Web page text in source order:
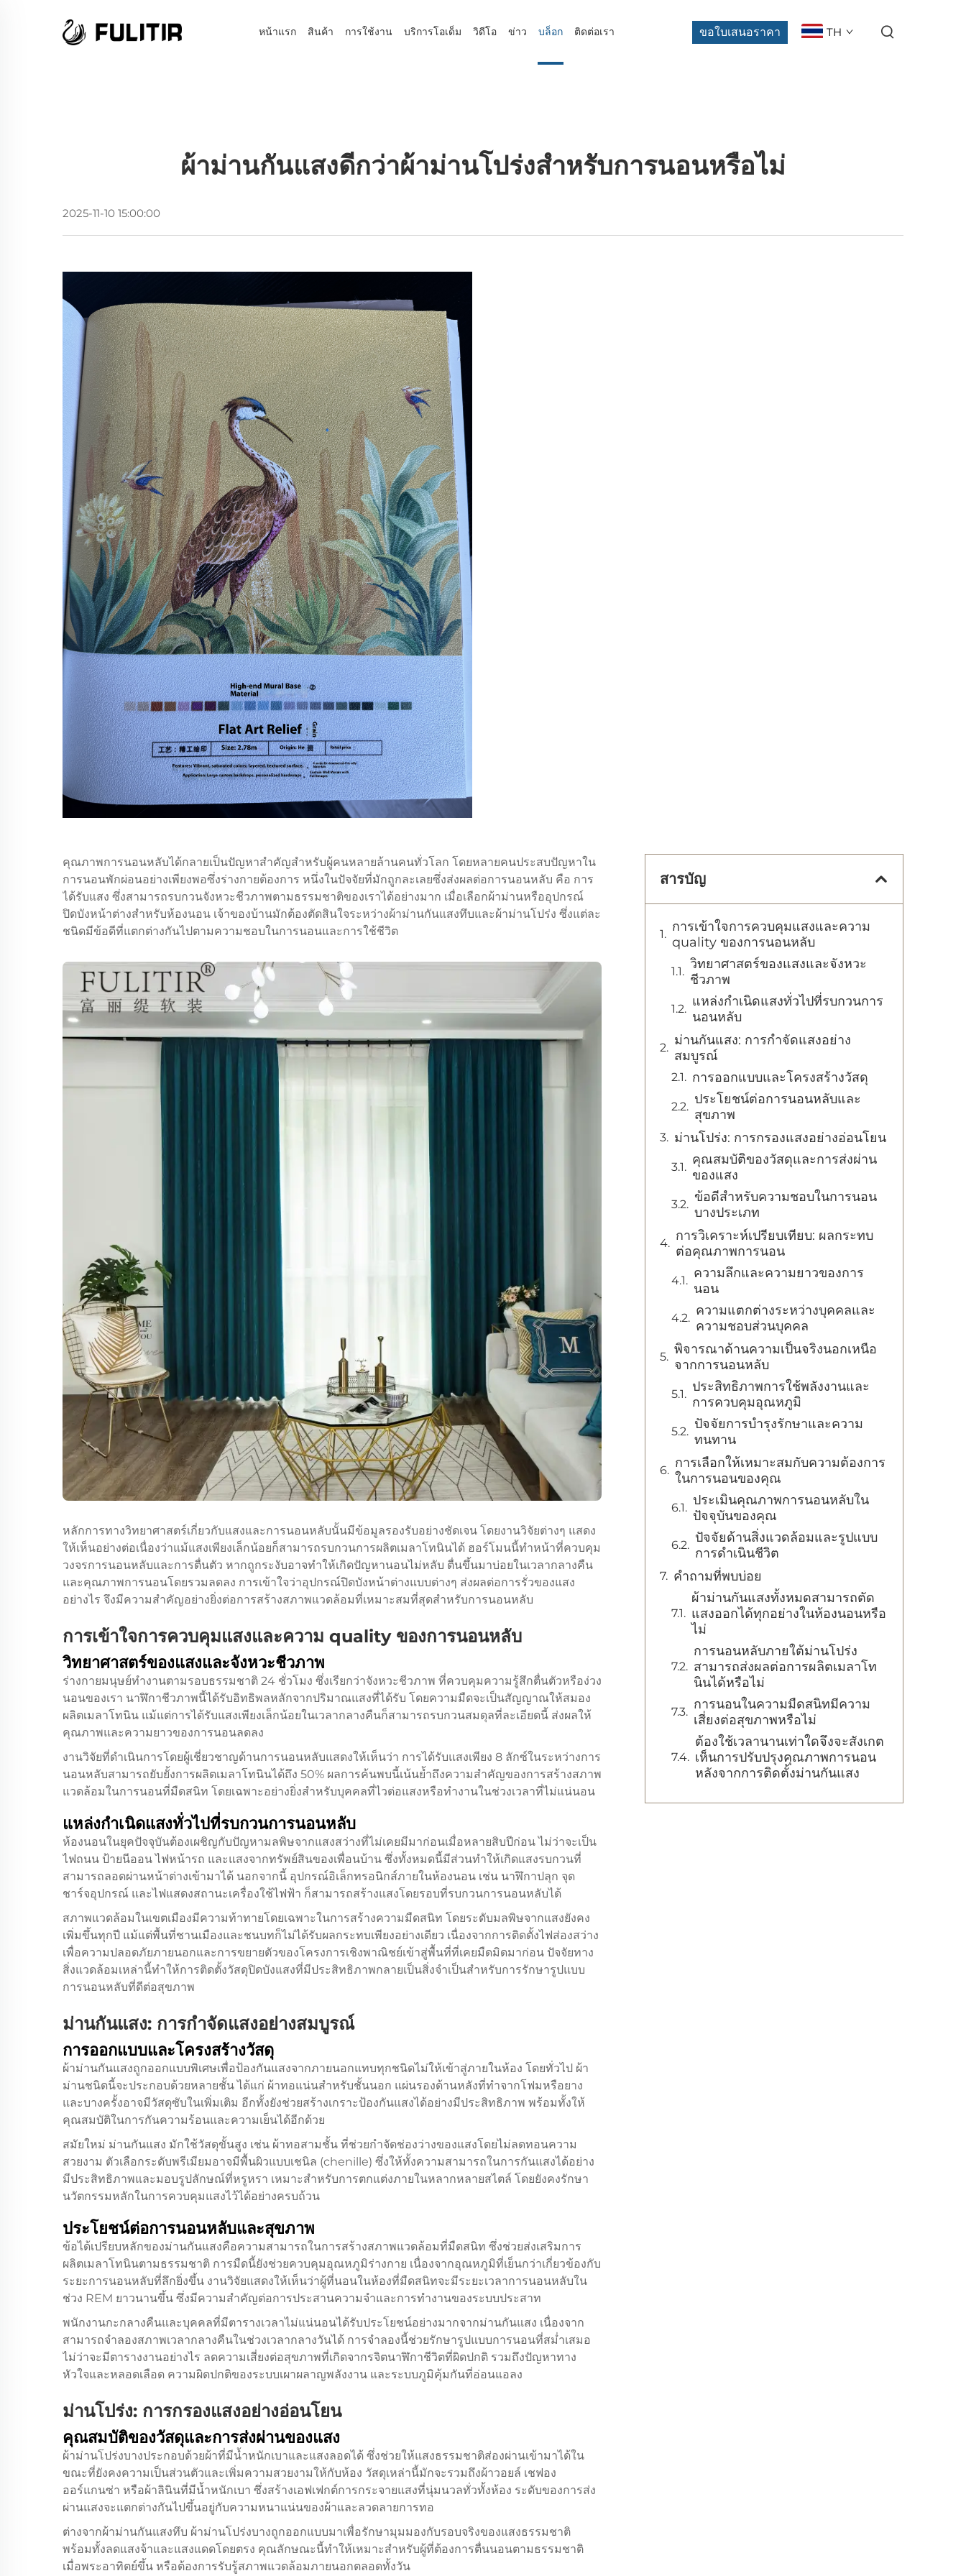
หน้าแรก สินค้า การใช้งาน บริการโอเด็ม วิดีโอ ข่าว บล็อก ติดต่อเรา ขอใบเสนอราคา TH
ผ้าม่านกันแสงดีกว่าผ้าม่านโปร่งสำหรับการนอนหรือไม่
2025-11-10 15:00:00
คุณภาพการนอนหลับได้กลายเป็นปัญหาสำคัญสำหรับผู้คนหลายล้านคนทั่วโลก โดยหลายคนประสบปัญหาใน
การนอนพักผ่อนอย่างเพียงพอซึ่งร่างกายต้องการ หนึ่งในปัจจัยที่มักถูกละเลยซึ่งส่งผลต่อการนอนหลับ คือ การ
ได้รับแสง ซึ่งสามารถรบกวนจังหวะชีวภาพตามธรรมชาติของเราได้อย่างมาก เมื่อเลือกผ้าม่านหรืออุปกรณ์
ปิดบังหน้าต่างสำหรับห้องนอน เจ้าของบ้านมักต้องตัดสินใจระหว่างผ้าม่านกันแสงทึบและผ้าม่านโปร่ง ซึ่งแต่ละ
ชนิดมีข้อดีที่แตกต่างกันไปตามความชอบในการนอนและการใช้ชีวิต
หลักการทางวิทยาศาสตร์เกี่ยวกับแสงและการนอนหลับนั้นมีข้อมูลรองรับอย่างชัดเจน โดยงานวิจัยต่างๆ แสดง
ให้เห็นอย่างต่อเนื่องว่าแม้แสงเพียงเล็กน้อยก็สามารถรบกวนการผลิตเมลาโทนินได้ ฮอร์โมนนี้ทำหน้าที่ควบคุม
วงจรการนอนหลับและการตื่นตัว หากถูกระงับอาจทำให้เกิดปัญหานอนไม่หลับ ตื่นขึ้นมาบ่อยในเวลากลางคืน
และคุณภาพการนอนโดยรวมลดลง การเข้าใจว่าอุปกรณ์ปิดบังหน้าต่างแบบต่างๆ ส่งผลต่อการรั่วของแสง
อย่างไร จึงมีความสำคัญอย่างยิ่งต่อการสร้างสภาพแวดล้อมที่เหมาะสมที่สุดสำหรับการนอนหลับ
การเข้าใจการควบคุมแสงและความ quality ของการนอนหลับ
วิทยาศาสตร์ของแสงและจังหวะชีวภาพ
ร่างกายมนุษย์ทำงานตามรอบธรรมชาติ 24 ชั่วโมง ซึ่งเรียกว่าจังหวะชีวภาพ ที่ควบคุมความรู้สึกตื่นตัวหรือง่วง
นอนของเรา นาฬิกาชีวภาพนี้ได้รับอิทธิพลหลักจากปริมาณแสงที่ได้รับ โดยความมืดจะเป็นสัญญาณให้สมอง
ผลิตเมลาโทนิน แม้แต่การได้รับแสงเพียงเล็กน้อยในเวลากลางคืนก็สามารถรบกวนสมดุลที่ละเอียดนี้ ส่งผลให้
คุณภาพและความยาวของการนอนลดลง
งานวิจัยที่ดำเนินการโดยผู้เชี่ยวชาญด้านการนอนหลับแสดงให้เห็นว่า การได้รับแสงเพียง 8 ลักซ์ในระหว่างการ
นอนหลับสามารถยับยั้งการผลิตเมลาโทนินได้ถึง 50% ผลการค้นพบนี้เน้นย้ำถึงความสำคัญของการสร้างสภาพ
แวดล้อมในการนอนที่มืดสนิท โดยเฉพาะอย่างยิ่งสำหรับบุคคลที่ไวต่อแสงหรือทำงานในช่วงเวลาที่ไม่แน่นอน
แหล่งกำเนิดแสงทั่วไปที่รบกวนการนอนหลับ
ห้องนอนในยุคปัจจุบันต้องเผชิญกับปัญหามลพิษจากแสงสว่างที่ไม่เคยมีมาก่อนเมื่อหลายสิบปีก่อน ไม่ว่าจะเป็น
ไฟถนน ป้ายนีออน ไฟหน้ารถ และแสงจากทรัพย์สินของเพื่อนบ้าน ซึ่งทั้งหมดนี้มีส่วนทำให้เกิดแสงรบกวนที่
สามารถลอดผ่านหน้าต่างเข้ามาได้ นอกจากนี้ อุปกรณ์อิเล็กทรอนิกส์ภายในห้องนอน เช่น นาฬิกาปลุก จุด
ชาร์จอุปกรณ์ และไฟแสดงสถานะเครื่องใช้ไฟฟ้า ก็สามารถสร้างแสงโดยรอบที่รบกวนการนอนหลับได้
สภาพแวดล้อมในเขตเมืองมีความท้าทายโดยเฉพาะในการสร้างความมืดสนิท โดยระดับมลพิษจากแสงยังคง
เพิ่มขึ้นทุกปี แม้แต่พื้นที่ชานเมืองและชนบทก็ไม่ได้รับผลกระทบเพียงอย่างเดียว เนื่องจากการติดตั้งไฟส่องสว่าง
เพื่อความปลอดภัยภายนอกและการขยายตัวของโครงการเชิงพาณิชย์เข้าสู่พื้นที่ที่เคยมืดมิดมาก่อน ปัจจัยทาง
สิ่งแวดล้อมเหล่านี้ทำให้การติดตั้งวัสดุปิดบังแสงที่มีประสิทธิภาพกลายเป็นสิ่งจำเป็นสำหรับการรักษารูปแบบ
การนอนหลับที่ดีต่อสุขภาพ
ม่านกันแสง: การกำจัดแสงอย่างสมบูรณ์
การออกแบบและโครงสร้างวัสดุ
ผ้าม่านกันแสงถูกออกแบบพิเศษเพื่อป้องกันแสงจากภายนอกแทบทุกชนิดไม่ให้เข้าสู่ภายในห้อง โดยทั่วไป ผ้า
ม่านชนิดนี้จะประกอบด้วยหลายชั้น ได้แก่ ผ้าทอแน่นสำหรับชั้นนอก แผ่นรองด้านหลังที่ทำจากโฟมหรือยาง
และบางครั้งอาจมีวัสดุซับในเพิ่มเติม อีกทั้งยังช่วยสร้างเกราะป้องกันแสงได้อย่างมีประสิทธิภาพ พร้อมทั้งให้
คุณสมบัติในการกันความร้อนและความเย็นได้อีกด้วย
สมัยใหม่ ม่านกันแสง มักใช้วัสดุขั้นสูง เช่น ผ้าทอสามชั้น ที่ช่วยกำจัดช่องว่างของแสงโดยไม่ลดทอนความ
สวยงาม ตัวเลือกระดับพรีเมียมอาจมีพื้นผิวแบบเชนิล (chenille) ซึ่งให้ทั้งความสามารถในการกันแสงได้อย่าง
มีประสิทธิภาพและมอบรูปลักษณ์ที่หรูหรา เหมาะสำหรับการตกแต่งภายในหลากหลายสไตล์ โดยยังคงรักษา
นวัตกรรมหลักในการควบคุมแสงไว้ได้อย่างครบถ้วน
ประโยชน์ต่อการนอนหลับและสุขภาพ
ข้อได้เปรียบหลักของม่านกันแสงคือความสามารถในการสร้างสภาพแวดล้อมที่มืดสนิท ซึ่งช่วยส่งเสริมการ
ผลิตเมลาโทนินตามธรรมชาติ การมืดนี้ยังช่วยควบคุมอุณหภูมิร่างกาย เนื่องจากอุณหภูมิที่เย็นกว่าเกี่ยวข้องกับ
ระยะการนอนหลับที่ลึกยิ่งขึ้น งานวิจัยแสดงให้เห็นว่าผู้ที่นอนในห้องที่มืดสนิทจะมีระยะเวลาการนอนหลับใน
ช่วง REM ยาวนานขึ้น ซึ่งมีความสำคัญต่อการประสานความจำและการทำงานของระบบประสาท
พนักงานกะกลางคืนและบุคคลที่มีตารางเวลาไม่แน่นอนได้รับประโยชน์อย่างมากจากม่านกันแสง เนื่องจาก
สามารถจำลองสภาพเวลากลางคืนในช่วงเวลากลางวันได้ การจำลองนี้ช่วยรักษารูปแบบการนอนที่สม่ำเสมอ
ไม่ว่าจะมีตารางงานอย่างไร ลดความเสี่ยงต่อสุขภาพที่เกิดจากรจิตนาฬิกาชีวิตที่ผิดปกติ รวมถึงปัญหาทาง
หัวใจและหลอดเลือด ความผิดปกติของระบบเผาผลาญพลังงาน และระบบภูมิคุ้มกันที่อ่อนแอลง
ม่านโปร่ง: การกรองแสงอย่างอ่อนโยน
คุณสมบัติของวัสดุและการส่งผ่านของแสง
ผ้าม่านโปร่งบางประกอบด้วยผ้าที่มีน้ำหนักเบาและแสงลอดได้ ซึ่งช่วยให้แสงธรรมชาติส่องผ่านเข้ามาได้ใน
ขณะที่ยังคงความเป็นส่วนตัวและเพิ่มความสวยงามให้กับห้อง วัสดุเหล่านี้มักจะรวมถึงผ้าวอยล์ เชฟอง
ออร์แกนซ่า หรือผ้าลินินที่มีน้ำหนักเบา ซึ่งสร้างเอฟเฟกต์การกระจายแสงที่นุ่มนวลทั่วทั้งห้อง ระดับของการส่ง
ผ่านแสงจะแตกต่างกันไปขึ้นอยู่กับความหนาแน่นของผ้าและลวดลายการทอ
ต่างจากผ้าม่านกันแสงทึบ ผ้าม่านโปร่งบางถูกออกแบบมาเพื่อรักษามุมมองกับรอบจริงของแสงธรรมชาติ
พร้อมทั้งลดแสงจ้าและแสงแดดโดยตรง คุณลักษณะนี้ทำให้เหมาะสำหรับผู้ที่ต้องการตื่นนอนตามธรรมชาติ
เมื่อพระอาทิตย์ขึ้น หรือต้องการรับรู้สภาพแวดล้อมภายนอกตลอดทั้งวัน
สารบัญ
การเข้าใจการควบคุมแสงและความ
quality ของการนอนหลับ
วิทยาศาสตร์ของแสงและจังหวะ
ชีวภาพ
แหล่งกำเนิดแสงทั่วไปที่รบกวนการ
นอนหลับ
ม่านกันแสง: การกำจัดแสงอย่าง
สมบูรณ์
การออกแบบและโครงสร้างวัสดุ
ประโยชน์ต่อการนอนหลับและ
สุขภาพ
ม่านโปร่ง: การกรองแสงอย่างอ่อนโยน
คุณสมบัติของวัสดุและการส่งผ่าน
ของแสง
ข้อดีสำหรับความชอบในการนอน
บางประเภท
การวิเคราะห์เปรียบเทียบ: ผลกระทบ
ต่อคุณภาพการนอน
ความลึกและความยาวของการ
นอน
ความแตกต่างระหว่างบุคคลและ
ความชอบส่วนบุคคล
พิจารณาด้านความเป็นจริงนอกเหนือ
จากการนอนหลับ
ประสิทธิภาพการใช้พลังงานและ
การควบคุมอุณหภูมิ
ปัจจัยการบำรุงรักษาและความ
ทนทาน
การเลือกให้เหมาะสมกับความต้องการ
ในการนอนของคุณ
ประเมินคุณภาพการนอนหลับใน
ปัจจุบันของคุณ
ปัจจัยด้านสิ่งแวดล้อมและรูปแบบ
การดำเนินชีวิต
คำถามที่พบบ่อย
ผ้าม่านกันแสงทั้งหมดสามารถตัด
แสงออกได้ทุกอย่างในห้องนอนหรือ
ไม่
การนอนหลับภายใต้ม่านโปร่ง
สามารถส่งผลต่อการผลิตเมลาโท
นินได้หรือไม่
การนอนในความมืดสนิทมีความ
เสี่ยงต่อสุขภาพหรือไม่
ต้องใช้เวลานานเท่าใดจึงจะสังเกต
เห็นการปรับปรุงคุณภาพการนอน
หลังจากการติดตั้งม่านกันแสง